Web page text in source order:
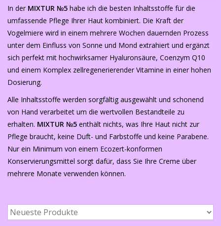
In der MIXTUR №5 habe ich die besten Inhaltsstoffe für die
umfassende Pflege Ihrer Haut kombiniert. Die Kraft der
Vogelmiere wird in einem mehrere Wochen dauernden Prozess
unter dem Einfluss von Sonne und Mond extrahiert und ergänzt
sich perfekt mit hochwirksamer Hyaluronsäure, Coenzym Q10
und einem Komplex zellregenerierender Vitamine in einer hohen
Dosierung.
Alle Inhaltsstoffe werden sorgfältig ausgewählt und schonend
von Hand verarbeitet um die wertvollen Bestandteile zu
erhalten. MIXTUR №5 enthält nichts, was Ihre Haut nicht zur
Pflege braucht, keine Duft- und Farbstoffe und keine Parabene.
Nur ein Minimum von einem Ecozert-konformen
Konservierungsmittel sorgt dafür, dass Sie Ihre Creme über
mehrere Monate verwenden können.